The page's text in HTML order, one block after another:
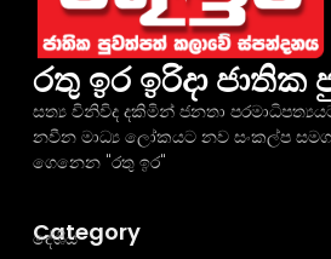
රතු ඉර ඉරිදා ජාතික
සත්‍ය විනිවිද දකිමින් ජනතා
නවීන මාධ්‍ය ලෝකයට නව සංකල්ප සමග
ගෙනෙන "රතු ඉර"
Category
දේශීය